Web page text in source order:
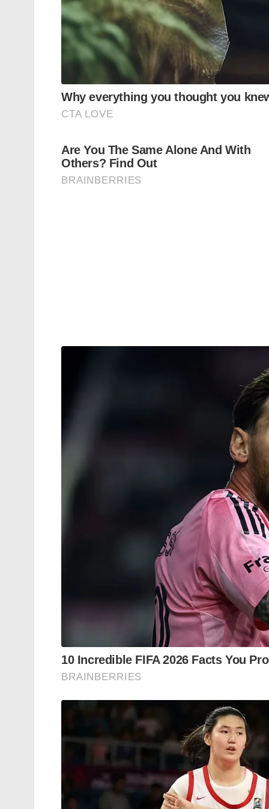
സുനിത വില്യംസിൽ നിന്നും ബിച്ച്
വിൽമോർ, വില്യംസ്, ഹേഗ്, ഗോർബുനോവ്
ഡോക്ക് ചെയ്തിരിക്കുന്ന ഒരു ക്രൂ ഡ്രാഗൺ
നാവിഗേഷൻ, വസ്തുക്കളുടെ ജ്വലനക്ഷമത,
എന്നിവയുൾപ്പെടെ വിവിധ ഗവേഷണങ്ങൾ
തുടരുമെന്നാണ് വിവരം.